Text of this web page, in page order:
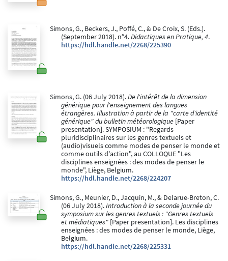
Simons, G., Beckers, J., Poffé, C., & De Croix, S. (Eds.).
(September 2018). n°4.Didactiques en Pratique, 4.
https://hdl.handle.net/2268/225390
Simons, G. (06 July 2018).De l'intérêt de la dimension
générique pour l'enseignement des langues
étrangères. Illustration à partir de la "carte d'identité
générique" du bulletin météorologique [Paper
presentation]. SYMPOSIUM : "Regards
pluridisciplinaires sur les genres textuels et
(audio)visuels comme modes de penser le monde et
comme outils d'action", au COLLOQUE "Les
disciplines enseignées : des modes de penser le
monde", Liège, Belgium.
https://hdl.handle.net/2268/224207
Simons, G., Meunier, D., Jacquin, M., & Delarue-Breton, C.
(06 July 2018).Introduction à la seconde journée du
symposium sur les genres textuels : "Genres textuels
et médiatiques" [Paper presentation]. Les disciplines
enseignées : des modes de penser le monde, Liège,
Belgium.
https://hdl.handle.net/2268/225331